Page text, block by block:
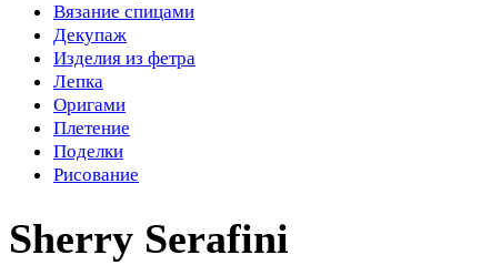
Вязание спицами
Декупаж
Изделия из фетра
Лепка
Оригами
Плетение
Поделки
Рисование
Sherry Serafini